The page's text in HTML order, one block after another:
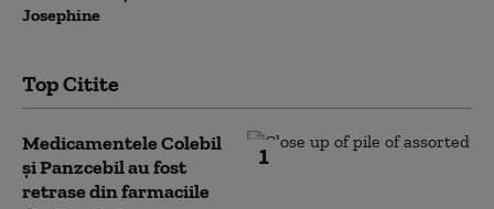
Josephine
Top Citite
1
Medicamentele Colebil
și Panzcebil au fost
retrase din farmaciile